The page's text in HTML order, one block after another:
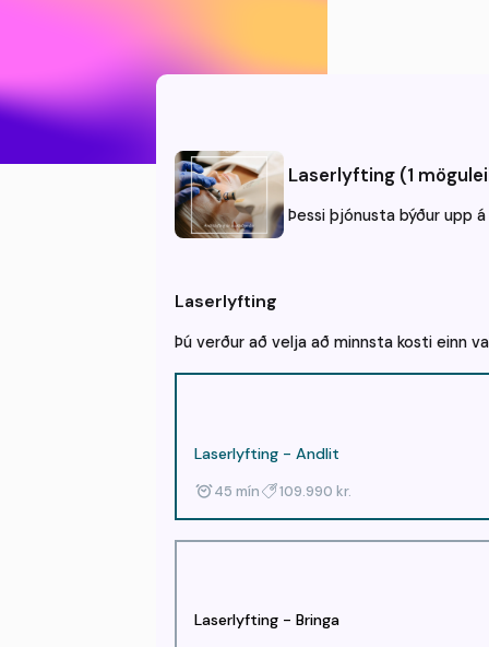
Tími
Hvenær hentar þér að
Laserlyfting (1
Þessi þjónusta býður upp
Laserlyfting
Þú verður að velja að minnsta kosti einn
Laserlyfting - Andlit
45 mín 109.990 kr.
Laserlyfting - Bringa